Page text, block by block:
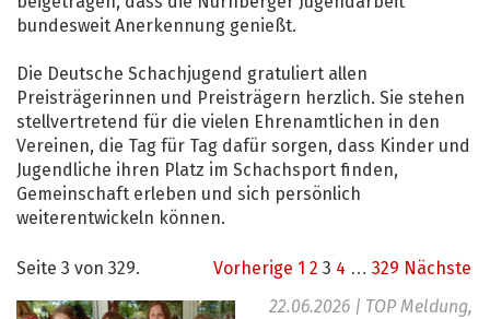
bundesweit Anerkennung genießt.
Die Deutsche Schachjugend gratuliert allen
Preisträgerinnen und Preisträgern herzlich. Sie stehen
stellvertretend für die vielen Ehrenamtlichen in den
Vereinen, die Tag für Tag dafür sorgen, dass Kinder und
Jugendliche ihren Platz im Schachsport finden,
Gemeinschaft erleben und sich persönlich
weiterentwickeln können.
Seite 3 von 329. Vorherige 1 2 3 4 … 329 Nächste
22.06.2026 | TOP Meldung,